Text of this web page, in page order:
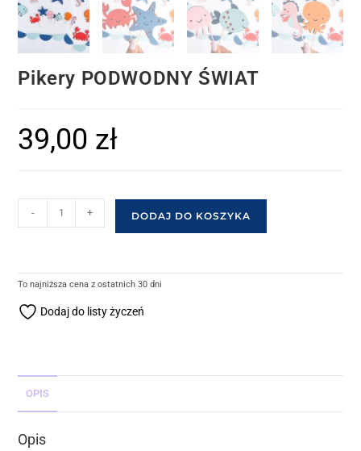
Pikery PODWODNY ŚWIAT
39,00 zł
- + DODAJ DO KOSZYKA
To najniższa cena z ostatnich 30 dni
Dodaj do listy życzeń
OPIS
Opis